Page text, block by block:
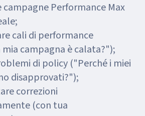
Performance Max
cali di performance
campagna è calata?");
di policy ("Perché i miei
disapprovati?");
correzioni
(con tua